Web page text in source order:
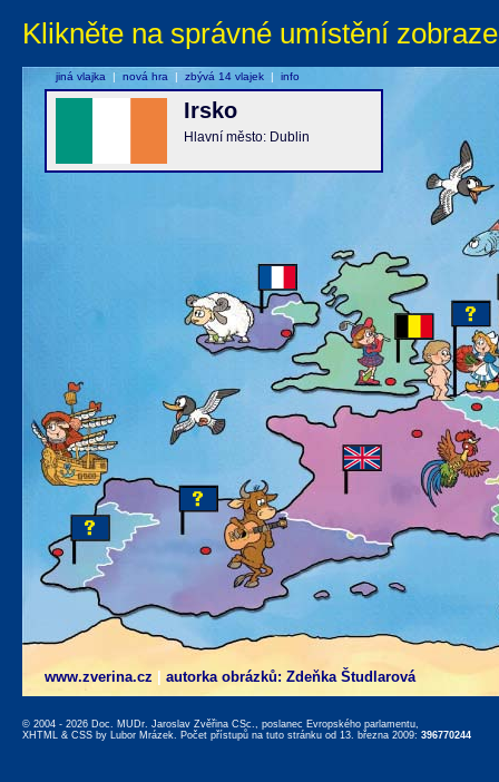
Klikněte na správné umístění
www.zverina.cz autorka obrázků: Zdeňka Študlarová
Irsko
Hlavní město: Dublin
jiná vlajka | nová hra | zbývá 14 vlajek | info
© 2004 - 2026 Doc. MUDr. Jaroslav Zvěřina CSc., poslanec Evropského parlamentu,
XHTML & CSS by Lubor Mrázek. Počet přístupů na tuto stránku od 13. března 2009: 396770244